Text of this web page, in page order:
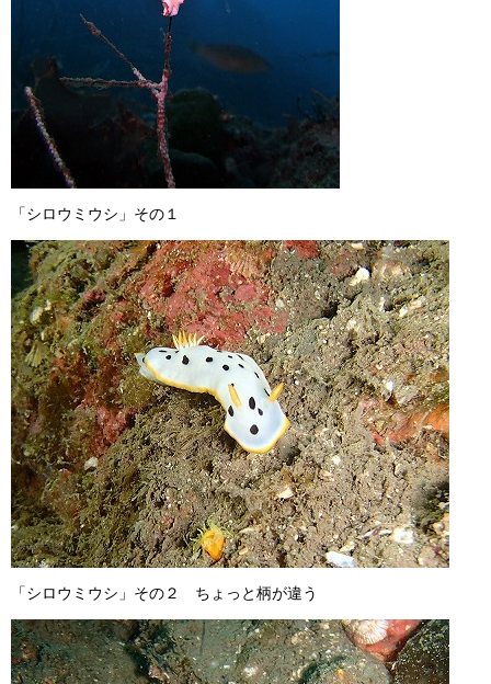
「シロウミウシ」その１
「シロウミウシ」その２ ちょっと柄が違う